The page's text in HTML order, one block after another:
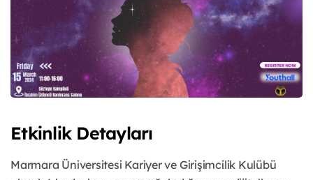
Etkinlik Detayları
Marmara Üniversitesi Kariyer ve Girişimcilik Kulübü